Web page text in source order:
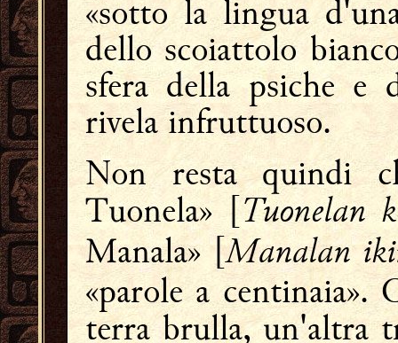
«sotto la lingua
dello scoiattolo
sfera della psiche
rivela infruttuoso.
Non resta quindi
Tuonela» [Tuonelan
Manala» [Manalan
«parole a centinaia».
terra brulla, un'altra